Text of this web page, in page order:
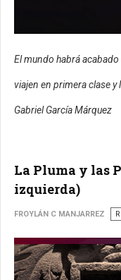
El mundo habrá
viajen en primera clase y
Gabriel García Márquez
La Pluma y las
izquierda)
FROYLÁN C MANJARREZ